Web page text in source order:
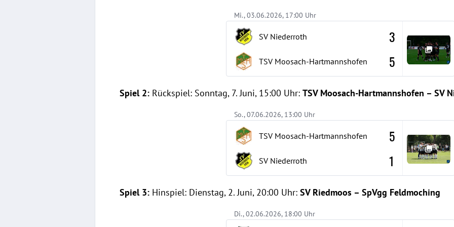
Mi., 03.06.2026, 17:00 Uhr
SV Niederroth
TSV Moosach-Hartmannshofen
3
5
Spiel 2: Rückspiel: Sonntag, 7. Juni, 15:00 Uhr: TSV Moosach-Hartmannshofen – SV
So., 07.06.2026, 13:00 Uhr
TSV Moosach-Hartmannshofen
SV Niederroth
5
1
Spiel 3: Hinspiel: Dienstag, 2. Juni, 20:00 Uhr: SV Riedmoos – SpVgg Feldmoching
Di., 02.06.2026, 18:00 Uhr